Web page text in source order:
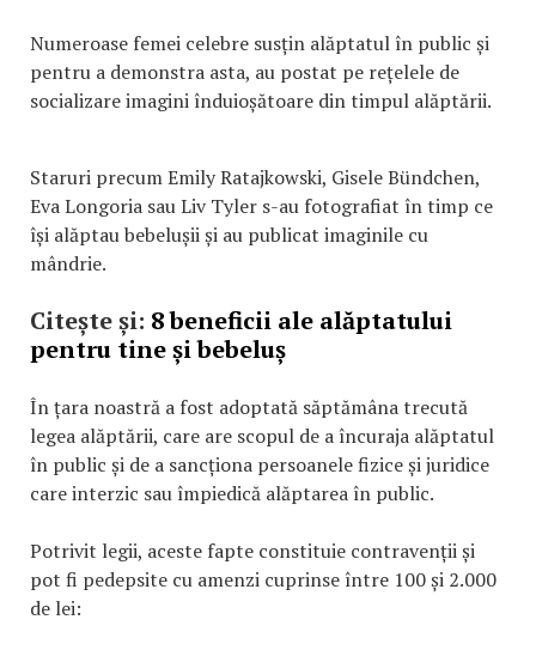
Numeroase femei celebre susțin alăptatul în public și
pentru a demonstra asta, au postat pe rețelele de
socializare imagini înduioșătoare din timpul alăptării.
Staruri precum Emily Ratajkowski, Gisele Bündchen,
Eva Longoria sau Liv Tyler s-au fotografiat în timp ce
își alăptau bebelușii și au publicat imaginile cu
mândrie.
Citește și: 8 beneficii ale alăptatului
pentru tine și bebeluș
În țara noastră a fost adoptată săptămâna trecută
legea alăptării, care are scopul de a încuraja alăptatul
în public și de a sancționa persoanele fizice și juridice
care interzic sau împiedică alăptarea în public.
Potrivit legii, aceste fapte constituie contravenții și
pot fi pedepsite cu amenzi cuprinse între 100 și 2.000
de lei: